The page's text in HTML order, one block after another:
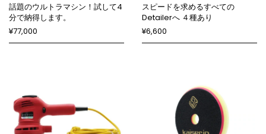
話題のウルトラマシン！試して4
分で納得します。
¥77,000
スピードを求めるすべての
Detailerへ ４種あり
¥6,600